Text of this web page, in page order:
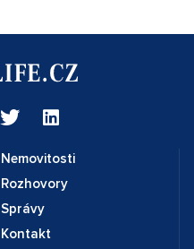
Nemovitosti
Rozhovory
Správy
Kontakt